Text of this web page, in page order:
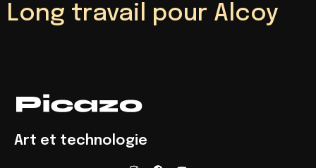
Long travail pour Alcoy
Art et technologie